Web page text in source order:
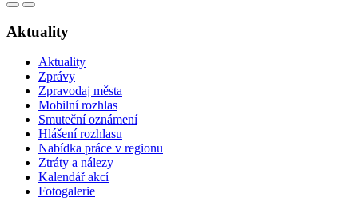
Aktuality
Aktuality
Zprávy
Zpravodaj města
Mobilní rozhlas
Smuteční oznámení
Hlášení rozhlasu
Nabídka práce v regionu
Ztráty a nálezy
Kalendář akcí
Fotogalerie